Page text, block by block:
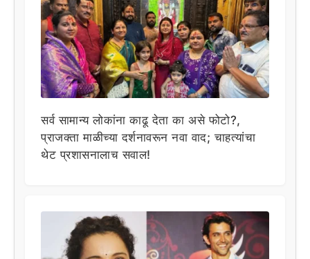
सर्व सामान्य लोकांना काढू देता का असे फोटो?,
प्राजक्ता माळीच्या दर्शनावरून नवा वाद; चाहत्यांचा
थेट प्रशासनालाच सवाल!